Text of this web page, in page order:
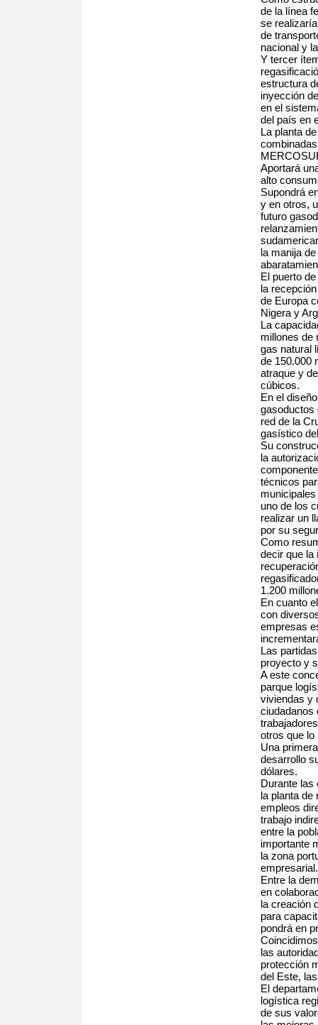
de la línea
se
de
nacional y
Y tercer
estructura
inyección
en el
del país en
La planta
Aportará
alto
Supondrá
y en otros,
futuro
la manija
El puerto
la
de Europa
Nigera y
La
millones de
gas natural
de 150.000
atraque y
cúbicos.
En el
gasoductos
red de la
gasístico
Su
la
técnicos
uno de los
realizar un
por su
Como
decir que la
1.200
En cuanto
con
empresas
Las
proyecto y
A este
parque
viviendas y
ciudadanos
otros que lo
Una
desarrollo
dólares.
Durante las
la planta de
empleos
trabajo
entre la
importante
la zona
empresarial.
Entre la
en
la creación
para
pondrá en
las
protección
del Este,
El
logística
de sus